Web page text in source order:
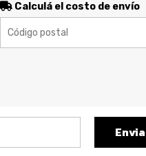
Calculá el costo de envío